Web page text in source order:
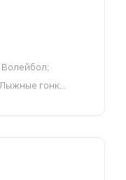
Волейбол;
гонк...